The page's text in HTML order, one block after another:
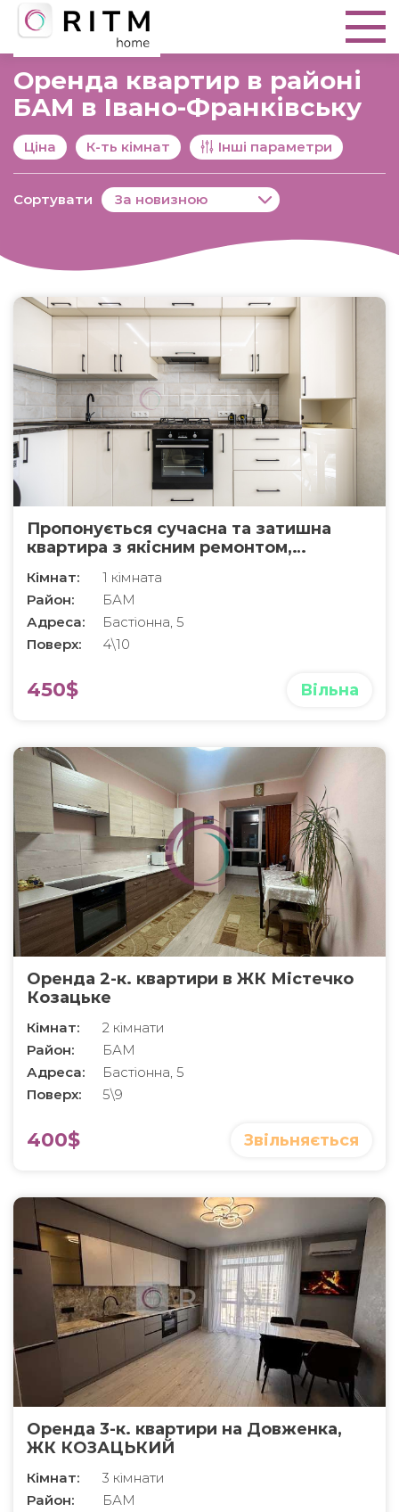
Оренда квартир в районі
БАМ в Івано-Франківську
Ціна К-ть кімнат Інші параметри
Сортувати
Пропонується сучасна та затишна
квартира з якісним ремонтом,
проживання.
Кімнат:
1 кімната
Район:
БАМ
Адреса:
Бастіонна, 5
Поверх:
4\10
450$ Вільна
Оренда 2-к. квартири в ЖК Містечко
Козацьке
Кімнат:
2 кімнати
Район:
БАМ
Адреса:
Бастіонна, 5
Поверх:
5\9
400$ Звільняється
Оренда 3-к. квартири на Довженка,
ЖК КОЗАЦЬКИЙ
Кімнат:
3 кімнати
Район:
БАМ